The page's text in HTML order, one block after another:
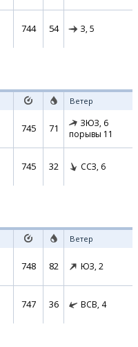
744 54 З, 5
Ветер
745 71 ЗЮЗ, 6
порывы 11
745 32 ССЗ, 6
Ветер
748 82 ЮЗ, 2
747 36 ВСВ, 4